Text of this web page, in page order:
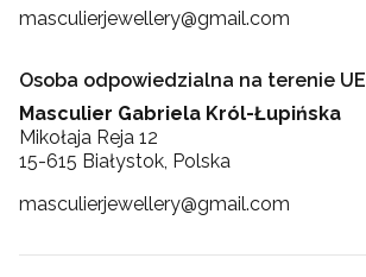
masculierjewellery@gmail.com
Osoba odpowiedzialna na terenie UE
Masculier Gabriela Król-Łupińska
Mikołaja Reja 12
15-615 Białystok, Polska
masculierjewellery@gmail.com